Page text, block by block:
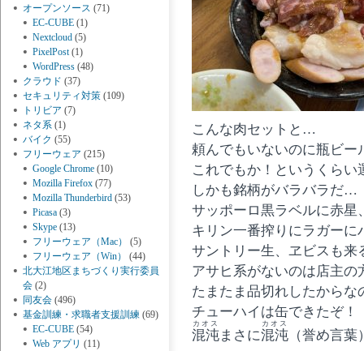
オープンソース (71)
EC-CUBE (1)
Nextcloud (5)
PixelPost(1)
WordPress (48)
クラウド (37)
セキュリティ対策 (109)
トリビア (7)
ネタ系 (1)
バイク (55)
フリーウェア (215)
Google Chrome (10)
Mozilla Firefox (77)
Mozilla Thunderbird (53)
Picasa (3)
Skype (13)
フリーウェア（Mac）
(5)
フリーウェア（Win）
(44)
北大江地区まちづくり実行委員
会 (2)
同友会 (496)
基金訓練・求職者支援訓練 (69)
EC-CUBE (54)
Web アプリ (11)
こんな肉セットと…
頼んでもいないのに瓶ビー
これでもか！というくらい
しかも銘柄がバラバラだ…
サッポーロ黒ラベルに赤星
キリン一番搾りにラガーに
サントリー生、ヱビスも来
アサヒ系がないのは店主の
たまたま品切れしたから
チューハイは缶できたぞ！
混沌
カオス
まさに混沌
カオス
（誉め言葉